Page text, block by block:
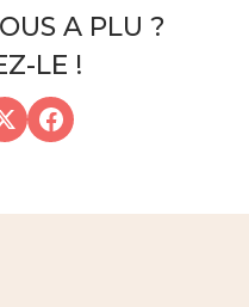
A PLU ?
LE !